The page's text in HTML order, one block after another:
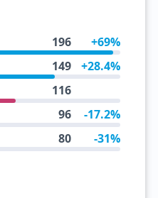
196 +69%
149 +28.4%
116
96 -17.2%
80 -31%